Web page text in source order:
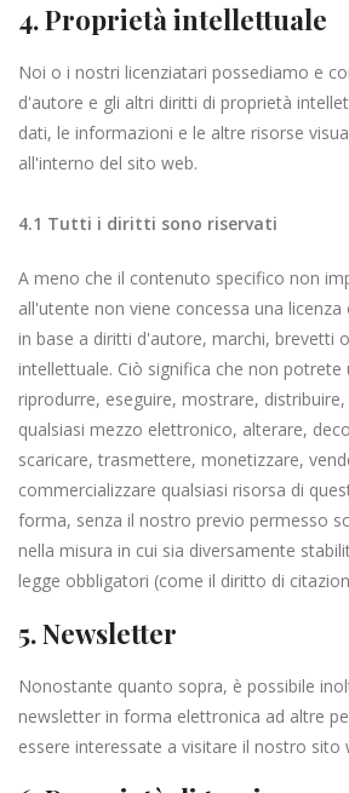
4. Proprietà intellettuale
Noi o i nostri licenziatari possediamo e
d'autore e gli altri diritti di proprietà
dati, le informazioni e le altre risorse
all'interno del sito web.
4.1 Tutti i diritti sono riservati
A meno che il contenuto specifico non
all'utente non viene concessa una
in base a diritti d'autore, marchi, brevetti
intellettuale. Ciò significa che non potrete
riprodurre, eseguire, mostrare,
qualsiasi mezzo elettronico, alterare,
scaricare, trasmettere, monetizzare,
commercializzare qualsiasi risorsa di
forma, senza il nostro previo permesso
nella misura in cui sia diversamente
legge obbligatori (come il diritto di
5. Newsletter
Nonostante quanto sopra, è possibile
newsletter in forma elettronica ad altre
essere interessate a visitare il nostro sito